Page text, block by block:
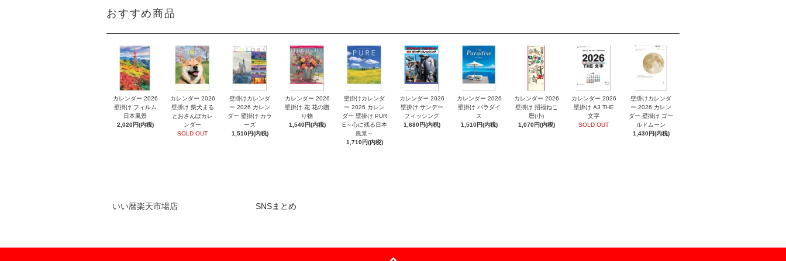
おすすめ商品
カレンダー 2026
壁掛け フィルム
日本風景
2,020円(内税)
カレンダー 2026
壁掛け 柴犬まる
とおさんぽカレ
ンダー
SOLD OUT
壁掛けカレンダ
ー 2026 カレン
ダー 壁掛け カラ
ーズ
1,510円(内税)
カレンダー 2026
壁掛け 花 花の贈
り物
1,540円(内税)
壁掛けカレンダ
ー 2026 カレン
ダー 壁掛け PUR
E～心に残る日本
風景～
1,710円(内税)
カレンダー 2026
壁掛け サンデー
フィッシング
1,680円(内税)
カレンダー 2026
壁掛け パラダイ
ス
1,510円(内税)
カレンダー 2026
壁掛け 招福ねこ
暦(小)
1,070円(内税)
カレンダー 2026
壁掛け A3 THE
文字
SOLD OUT
壁掛けカレンダ
ー 2026 カレン
ダー 壁掛け ゴー
ルドムーン
1,430円(内税)
いい暦楽天市場店 SNSまとめ